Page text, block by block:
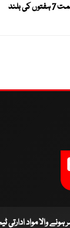
عالمی مارکیٹ میں سونا مزید مہنگا ، قیمت 7 ہفتوں کی بلند
ہونے والا مواد